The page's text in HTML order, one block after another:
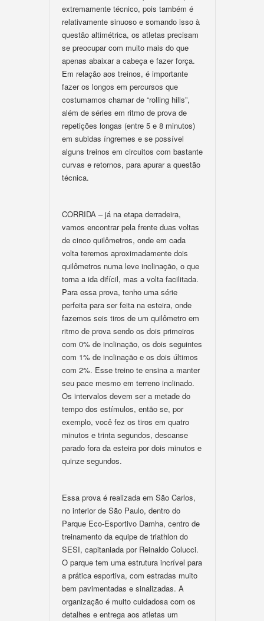
extremamente técnico, pois também é
relativamente sinuoso e somando isso à
questão altimétrica, os atletas precisam
se preocupar com muito mais do que
apenas abaixar a cabeça e fazer força.
Em relação aos treinos, é importante
fazer os longos em percursos que
costumamos chamar de “rolling hills”,
além de séries em ritmo de prova de
repetições longas (entre 5 e 8 minutos)
em subidas íngremes e se possível
alguns treinos em circuitos com bastante
curvas e retornos, para apurar a questão
técnica.
CORRIDA – já na etapa derradeira,
vamos encontrar pela frente duas voltas
de cinco quilômetros, onde em cada
volta teremos aproximadamente dois
quilômetros numa leve inclinação, o que
torna a ida difícil, mas a volta facilitada.
Para essa prova, tenho uma série
perfeita para ser feita na esteira, onde
fazemos seis tiros de um quilômetro em
ritmo de prova sendo os dois primeiros
com 0% de inclinação, os dois seguintes
com 1% de inclinação e os dois últimos
com 2%. Esse treino te ensina a manter
seu pace mesmo em terreno inclinado.
Os intervalos devem ser a metade do
tempo dos estímulos, então se, por
exemplo, você fez os tiros em quatro
minutos e trinta segundos, descanse
parado fora da esteira por dois minutos e
quinze segundos.
Essa prova é realizada em São Carlos,
no interior de São Paulo, dentro do
Parque Eco-Esportivo Damha, centro de
treinamento da equipe de triathlon do
SESI, capitaniada por Reinaldo Colucci.
O parque tem uma estrutura incrível para
a prática esportiva, com estradas muito
bem pavimentadas e sinalizadas. A
organização é muito cuidadosa com os
detalhes e entrega aos atletas um